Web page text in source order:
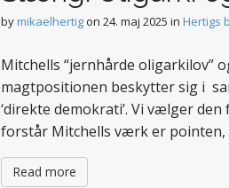
t
bymikaelhertigon 24. maj 2025 in Hertigs
Mitchells “jernhårde oligarkilov”
magtpositionen beskytter sig i
‘direkte demokrati’. Vi vælger
forstår Mitchells værk er pointen,
Read more